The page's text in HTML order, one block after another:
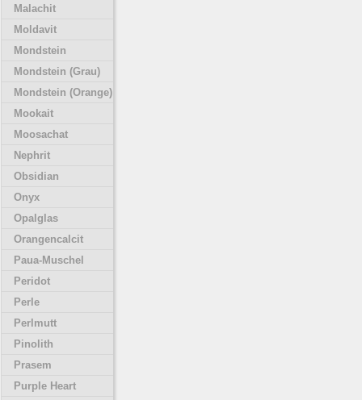
Malachit
Moldavit
Mondstein
Mondstein (Grau)
Mondstein (Orange)
Mookait
Moosachat
Nephrit
Obsidian
Onyx
Opalglas
Orangencalcit
Paua-Muschel
Peridot
Perle
Perlmutt
Pinolith
Prasem
Purple Heart